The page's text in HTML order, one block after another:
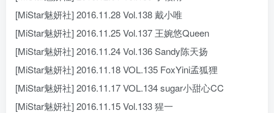
[MiStar魅妍社] 2016.11.28 Vol.138 戴小唯
[MiStar魅妍社] 2016.11.25 Vol.137 王婉悠Queen
[MiStar魅妍社] 2016.11.24 Vol.136 Sandy陈天扬
[MiStar魅妍社] 2016.11.18 VOL.135 FoxYini孟狐狸
[MiStar魅妍社] 2016.11.17 VOL.134 sugar小甜心CC
[MiStar魅妍社] 2016.11.15 Vol.133 猩一